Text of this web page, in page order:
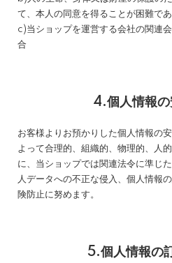
て、本人の同意を得ることが困難で
c)当ショップを運営する会社の関連
合
4.個人情報
お客様よりお預かりした個人情報の
よって合理的、組織的、物理的、人
に、当ショップでは関連法令に準じ
人データへの不正な侵入、個人情報
険防止に努めます。
5.個人情報の